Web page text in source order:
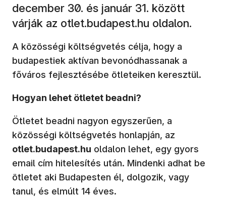
december 30. és január 31. között
várják az otlet.budapest.hu oldalon.
A közösségi költségvetés célja, hogy a
budapestiek aktívan bevonódhassanak a
főváros fejlesztésébe ötleteiken keresztül.
Hogyan lehet ötletet beadni?
Ötletet beadni nagyon egyszerűen, a
közösségi költségvetés honlapján, az
otlet.budapest.hu oldalon lehet, egy gyors
email cím hitelesítés után. Mindenki adhat be
ötletet aki Budapesten él, dolgozik, vagy
tanul, és elmúlt 14 éves.